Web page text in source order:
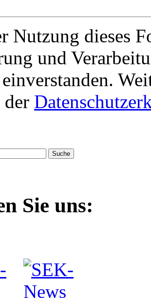
Nutzung dieses
und
der
Sie uns: